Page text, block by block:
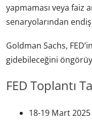
yapmaması veya faiz
senaryolarından
Goldman Sachs,
gidebileceğini
FED Toplantı
18-19 Mart 2025